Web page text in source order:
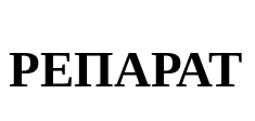
РЕПАРАТ